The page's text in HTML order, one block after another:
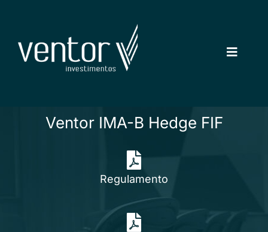
conteúdo
Toggle
Como Investir
Ventor IMA-B Hedge FIF
Regulamento